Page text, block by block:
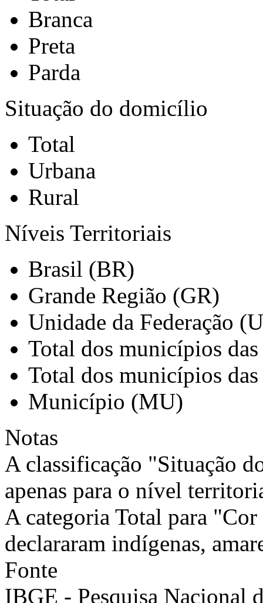
Branca
Preta
Parda
Situação do domicílio
Total
Urbana
Rural
Níveis Territoriais
Brasil (BR)
Grande Região (GR)
Unidade da Federação
Total dos municípios
Total dos municípios
Município (MU)
Notas
A classificação "Situação
apenas para o nível
A categoria Total para
declararam indígenas,
Fonte
IBGE - Pesquisa Nacional